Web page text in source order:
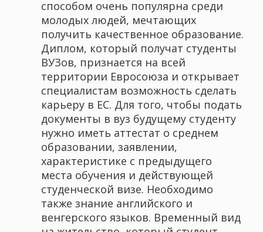
способом очень популярна среди
молодых людей, мечтающих
получить качественное образование.
Диплом, который получат студенты
ВУЗов, признается на всей
территории Евросоюза и открывает
специалистам возможность сделать
карьеру в ЕС. Для того, чтобы подать
документы в вуз будущему студенту
нужно иметь аттестат о среднем
образовании, заявлении,
характеристике с предыдущего
места обучения и действующей
студенческой визе. Необходимо
также знание английского и
венгерского языков. Временный вид